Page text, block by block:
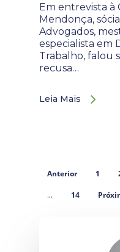
Em entrevista à
Mendonça,
Advogados,
especialista em
Trabalho, falou
recusa…
Leia Mais
Anterior 1
… 14